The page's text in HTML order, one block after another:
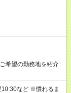
希望の勤務地を紹介
など ※慣れるま